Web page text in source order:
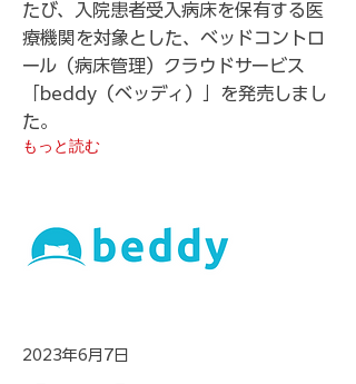
たび、入院患者受入病床を保有する医
療機関を対象とした、ベッドコントロ
ール（病床管理）クラウドサービス
「beddy（ベッディ）」を発売しまし
た。
もっと読む
2023年6月7日